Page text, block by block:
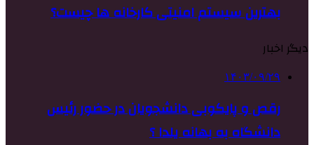
بهترین سیستم امنیتی کارخانه ها چیست؟
دیگر اخبار
۱۴۰۳/۰۹/۲۹
رقص و پایکوبی دانشجویان در حضور رئیس
دانشگاه به بهانه یلدا ؟